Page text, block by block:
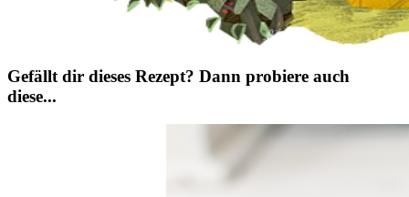
Gefällt dir dieses Rezept? Dann probiere auch
diese...